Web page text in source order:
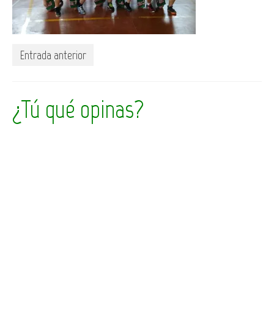
Entrada anterior
¿Tú qué opinas?